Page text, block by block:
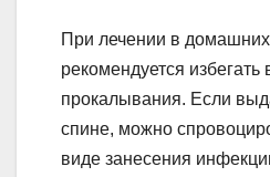
При лечении в
рекомендуется
прокалывания. Если
спине, можно
виде занесения